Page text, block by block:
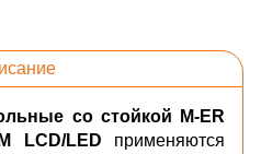
со стойкой M-ER
LCD/LED применяются